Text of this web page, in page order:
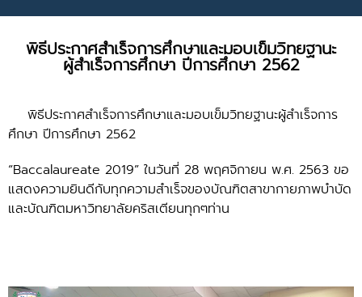
พิธีประกาศสำเร็จการศึกษาและมอบเข็มวิทยฐานะ
ผู้สำเร็จการศึกษา ปีการศึกษา 2562
พิธีประกาศสำเร็จการศึกษาและมอบเข็มวิทยฐานะผู้สำเร็จการ
ศึกษา ปีการศึกษา 2562
“Baccalaureate 2019” ในวันที่ 28 พฤศจิกายน พ.ศ. 2563 ขอ
แสดงความยินดีกับทุกความสำเร็จของบัณฑิตสาขากายภาพบำบัด
และบัณฑิตมหาวิทยาลัยคริสเตียนทุกๆท่าน